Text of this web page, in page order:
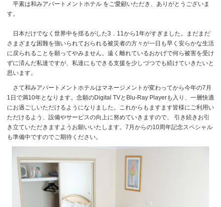
平素は和みアパートメントホテル をご愛顧いただき、ありがとうございま
す。
日本だけでなく世界中を揺るがした3．11から1年がすぎました。まだまだ
さまざまな困難を強いられておられる被災者の方々が一日も早く安らかな生活
に戻られることを願ってやみません。遠く離れているおかげで何ら被害を受け
ずに済んだ私達ですが、私達にもできる支援を少しづつでも続けていきたいと
思います。
さて和みアパートメントホテルはマネージメントが変わってから今年の7月
1日で満10年となります。念願のDigital TVとBlu-Ray Playerも入り、一層快適
にお過ごしいただけるようになりました。これからもますます皆様にご利用い
ただけるよう、設備やサービスの向上に努めていきますので、 引き続きお引
き立ていただきますようお願いいたします。7月からの10周年記念スペシャル
も準備中ですのでご期待ください。